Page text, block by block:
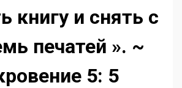
книгу и снять с
печатей ». ~
5: 5